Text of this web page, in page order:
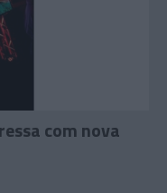
com nova